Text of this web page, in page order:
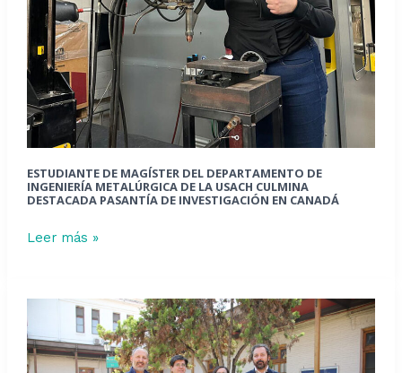
ESTUDIANTE DE MAGÍSTER DEL DEPARTAMENTO DE
INGENIERÍA METALÚRGICA DE LA USACH CULMINA
DESTACADA PASANTÍA DE INVESTIGACIÓN EN CANADÁ
culmina
destacada
pasantía
de
investigación
en
Canadá
Leer más »
Facultad
fortalece
internacionalización